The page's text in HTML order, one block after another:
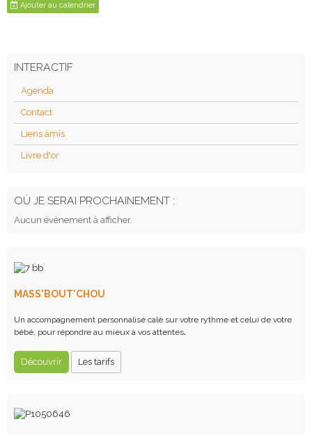
Ajouter au calendrier
INTERACTIF
Agenda
Contact
Liens amis
Livre d'or
OÙ JE SERAI PROCHAINEMENT :
Aucun évènement à afficher.
MASS'BOUT'CHOU
Un accompagnement personnalisé calé sur votre rythme et celui de votre
bébé, pour répondre au mieux à vos attentes.
Découvrir Les tarifs